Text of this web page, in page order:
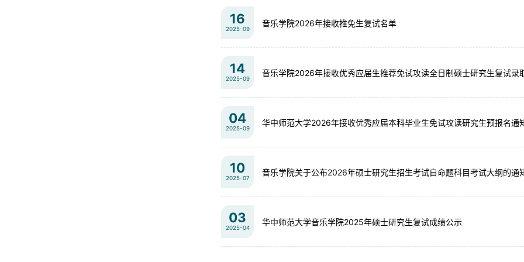
16
2025-09
音乐学院2026年接收推免生复试名单
14
2025-09
音乐学院2026年接收优秀应届生推荐免试攻读全日制硕士研究生复试录
04
2025-09
华中师范大学2026年接收优秀应届本科毕业生免试攻读研究生预报名通
10
2025-07
音乐学院关于公布2026年硕士研究生招生考试自命题科目考试大纲的通
03
2025-04
华中师范大学音乐学院2025年硕士研究生复试成绩公示